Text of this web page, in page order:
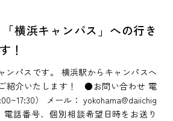
「横浜キャンパス」への行き
！
ンパスです。 横浜駅からキャンパスへ
紹介いたします！ ●お問い合わせ 電
） メール： yokohama@daiichig
電話番号、個別相談希望日時をお送り